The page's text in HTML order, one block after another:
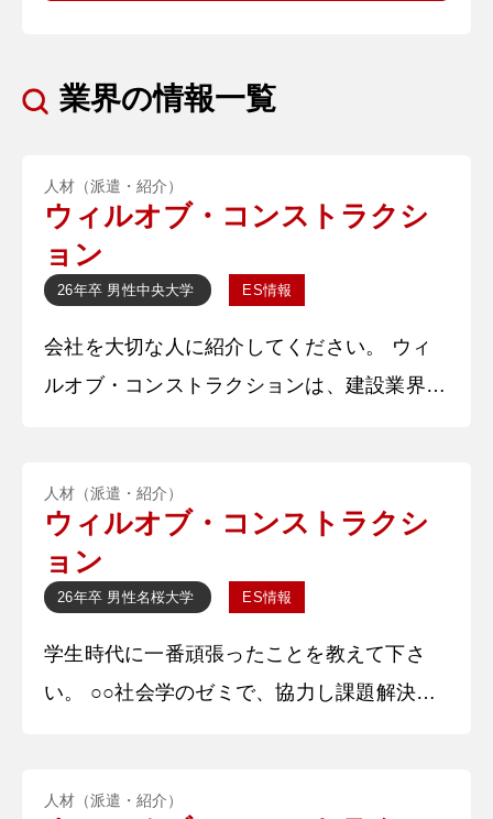
業界の情報一覧
人材（派遣・紹介）
ウィルオブ・コンストラクシ
ョン
26年卒 男性中央大学 ES情報
会社を大切な人に紹介してください。 ウィ
ルオブ・コンストラクションは、建設業界に
を担当しています。とても多くの魅力がある
会社ですが、今回は2つ紹介します！1つ目
は、社員の皆さんが同じ目標に向かっている
ところです！社員の方は熱血さが売りの方や
真面目な方など個性あふれる方が多い印象で
すが、仕事への愛や熱量があるところ
人材（派遣・紹介）
ウィルオブ・コンストラクシ
ョン
26年卒 男性名桜大学 ES情報
学生時代に一番頑張ったことを教えて下さ
い。 ○○社会学のゼミで、協力し課題解決に
把握を効率的に行うために、どのような工程
人材（派遣・紹介）